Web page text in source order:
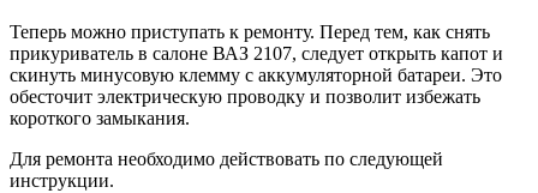
Теперь можно приступать к ремонту. Перед тем, как снять
прикуриватель в салоне ВАЗ 2107, следует открыть капот и
скинуть минусовую клемму с аккумуляторной батареи. Это
обесточит электрическую проводку и позволит избежать
короткого замыкания.
Для ремонта необходимо действовать по следующей
инструкции.